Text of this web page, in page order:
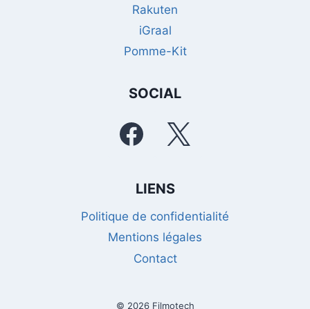
Rakuten
iGraal
Pomme-Kit
SOCIAL
LIENS
Politique de confidentialité
Mentions légales
Contact
© 2026 Filmotech